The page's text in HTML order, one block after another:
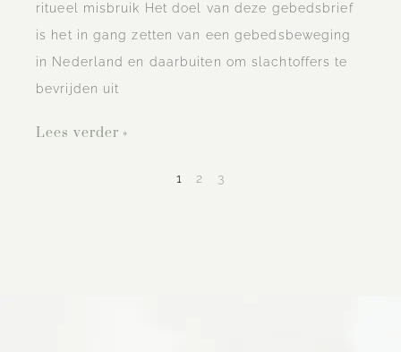
ritueel misbruik Het doel van deze gebedsbrief
is het in gang zetten van een gebedsbeweging
in Nederland en daarbuiten om slachtoffers te
bevrijden uit
Lees verder »
1 2 3